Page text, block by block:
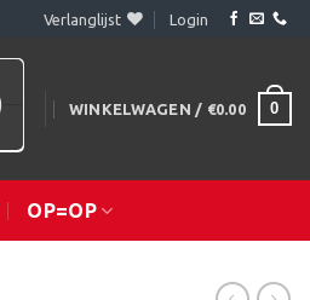
Verlanglijst Login
WINKELWAGEN / €0.00 0
OP=OP